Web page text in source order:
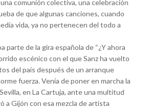
comunión colectiva, una celebración
de que algunas canciones, cuando
vida, ya no pertenecen del todo a
parte de la gira española de “¿Y ahora
escénico con el que Sanz ha vuelto
del país después de un arranque
fuerza. Venía de poner en marcha la
en La Cartuja, ante una multitud
a Gijón con esa mezcla de artista